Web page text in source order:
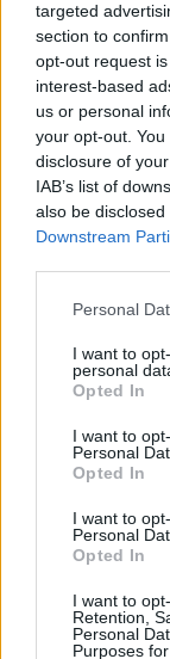
targeted
section to
opt-out request
interest-based
us or personal
your opt-out.
disclosure of
IAB’s list of
also be
Downstream
Personal
I want to
personal
Opted In
I want to
Personal
Opted In
I want to
Personal
Opted In
I want to
Retention,
Personal
Purposes
ΧΡΗΣΤΙΚΑ
Γιατί η
το
07/08/2026 - 06:46
Πόση
04/08/2026 - 07:02